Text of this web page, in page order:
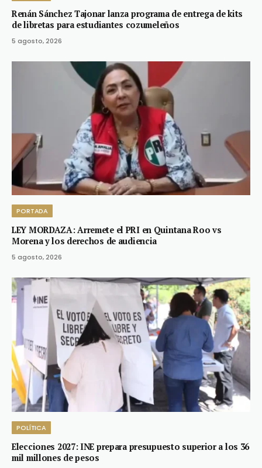
Renán Sánchez Tajonar lanza programa de entrega de kits
de libretas para estudiantes cozumeleños
5 agosto, 2026
PORTADA
LEY MORDAZA: Arremete el PRI en Quintana Roo vs
Morena y los derechos de audiencia
5 agosto, 2026
POLÍTICA
Elecciones 2027: INE prepara presupuesto superior a los 36
mil millones de pesos